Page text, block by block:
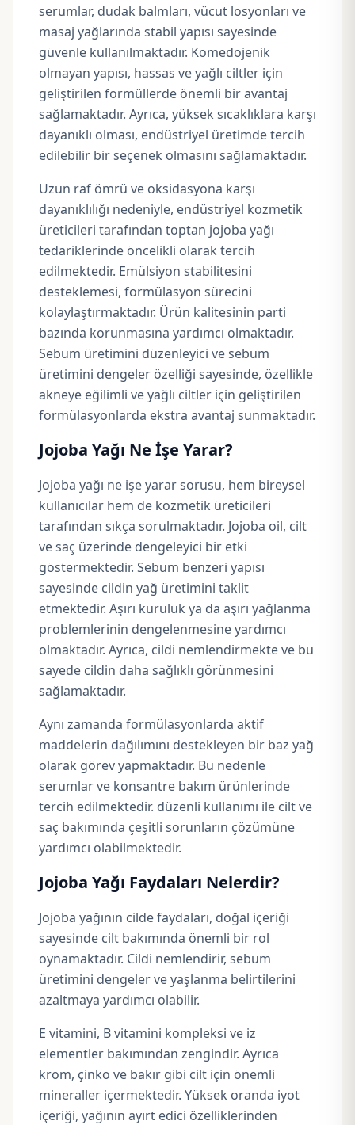
serumlar, dudak balmları, vücut losyonları ve
masaj yağlarında stabil yapısı sayesinde
güvenle kullanılmaktadır. Komedojenik
olmayan yapısı, hassas ve yağlı ciltler için
geliştirilen formüllerde önemli bir avantaj
sağlamaktadır. Ayrıca, yüksek sıcaklıklara karşı
dayanıklı olması, endüstriyel üretimde tercih
edilebilir bir seçenek olmasını sağlamaktadır.
Uzun raf ömrü ve oksidasyona karşı
dayanıklılığı nedeniyle, endüstriyel kozmetik
üreticileri tarafından toptan jojoba yağı
tedariklerinde öncelikli olarak tercih
edilmektedir. Emülsiyon stabilitesini
desteklemesi, formülasyon sürecini
kolaylaştırmaktadır. Ürün kalitesinin parti
bazında korunmasına yardımcı olmaktadır.
Sebum üretimini düzenleyici ve sebum
üretimini dengeler özelliği sayesinde, özellikle
akneye eğilimli ve yağlı ciltler için geliştirilen
formülasyonlarda ekstra avantaj sunmaktadır.
Jojoba Yağı Ne İşe Yarar?
Jojoba yağı ne işe yarar sorusu, hem bireysel
kullanıcılar hem de kozmetik üreticileri
tarafından sıkça sorulmaktadır. Jojoba oil, cilt
ve saç üzerinde dengeleyici bir etki
göstermektedir. Sebum benzeri yapısı
sayesinde cildin yağ üretimini taklit
etmektedir. Aşırı kuruluk ya da aşırı yağlanma
problemlerinin dengelenmesine yardımcı
olmaktadır. Ayrıca, cildi nemlendirmekte ve bu
sayede cildin daha sağlıklı görünmesini
sağlamaktadır.
Aynı zamanda formülasyonlarda aktif
maddelerin dağılımını destekleyen bir baz yağ
olarak görev yapmaktadır. Bu nedenle
serumlar ve konsantre bakım ürünlerinde
tercih edilmektedir. düzenli kullanımı ile cilt ve
saç bakımında çeşitli sorunların çözümüne
yardımcı olabilmektedir.
Jojoba Yağı Faydaları Nelerdir?
Jojoba yağının cilde faydaları, doğal içeriği
sayesinde cilt bakımında önemli bir rol
oynamaktadır. Cildi nemlendirir, sebum
üretimini dengeler ve yaşlanma belirtilerini
azaltmaya yardımcı olabilir.
E vitamini, B vitamini kompleksi ve iz
elementler bakımından zengindir. Ayrıca
krom, çinko ve bakır gibi cilt için önemli
mineraller içermektedir. Yüksek oranda iyot
içeriği, yağının ayırt edici özelliklerinden